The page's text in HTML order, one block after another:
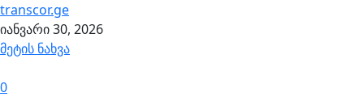
transcor.ge
იანვარი 30, 2026
მეტის ნახვა
0